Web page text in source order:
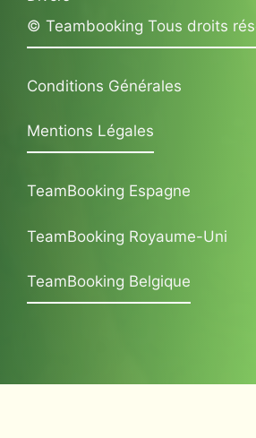
© Teambooking Tous droits
Conditions Générales
Mentions Légales
TeamBooking Espagne
TeamBooking Royaume-Uni
TeamBooking Belgique